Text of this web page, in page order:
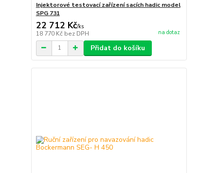
Injektorové testovací zařízení sacích hadic model
SPG 731
22 712 Kč/ks
18 770 Kč bez DPH na dotaz
Přidat do košíku